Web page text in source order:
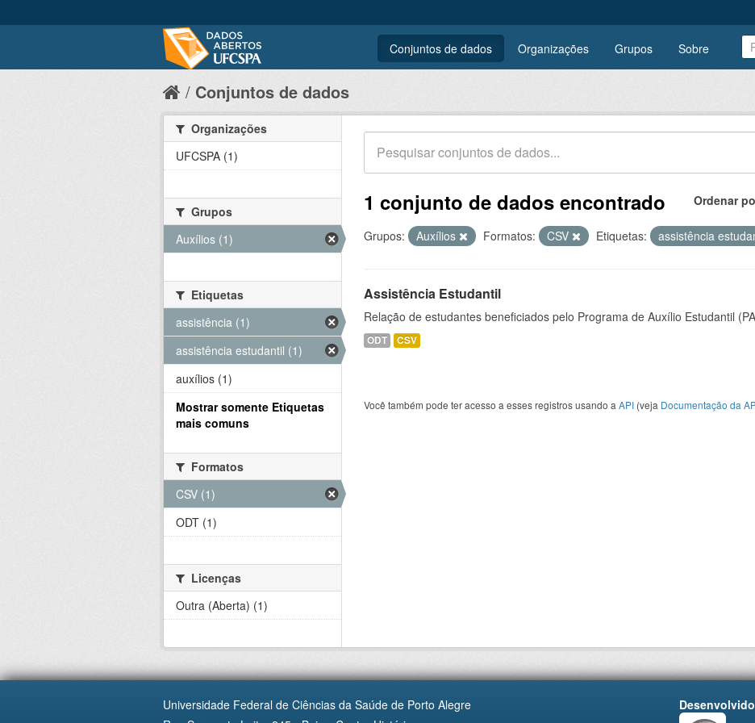
Conjuntos de dados Organizações Grupos Sobre
Conjuntos de dados
Ordenar
1 conjunto de dados encontrado
Grupos: Auxílios Formatos: CSV Etiquetas: assistência
Assistência Estudantil
Relação de estudantes beneficiados pelo Programa de Auxílio Estudantil
ODT CSV
Você também pode ter acesso a esses registros usando a API (veja Documentação da
Organizações
UFCSPA (1)
Grupos
Auxílios (1)
Etiquetas
assistência (1)
assistência estudantil (1)
auxílios (1)
Mostrar somente Etiquetas
mais comuns
Formatos
CSV (1)
ODT (1)
Licenças
Outra (Aberta) (1)
Universidade Federal de Ciências da Saúde de Porto Alegre